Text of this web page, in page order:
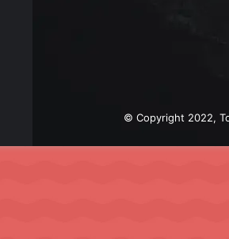
© Copyright 2022,